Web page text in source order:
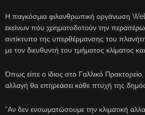
Η παγκόσμια φιλανθρωπική οργάνωση
εκείνων που χρηματοδοτούν την
αντίκτυπο της υπερθέρμανσης του
με τον διευθυντή του τμήματος κλίματος
Όπως είπε ο ίδιος στο Γαλλικό
αλλαγή θα επηρεάσει κάθε πτυχή της
“Αν δεν ενσωματώσουμε την κλιματική